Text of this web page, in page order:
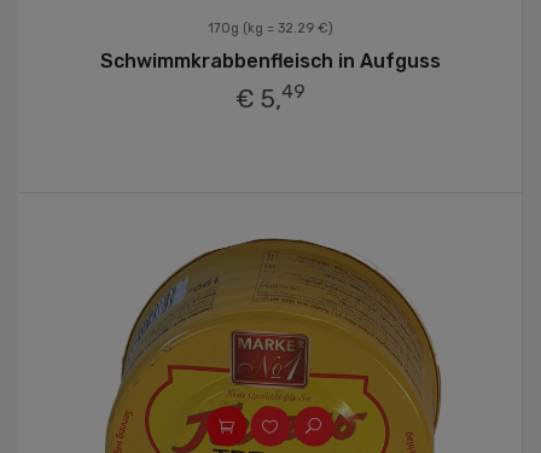
170g (kg = 32.29 €)
Schwimmkrabbenfleisch in Aufguss
€ 5,49